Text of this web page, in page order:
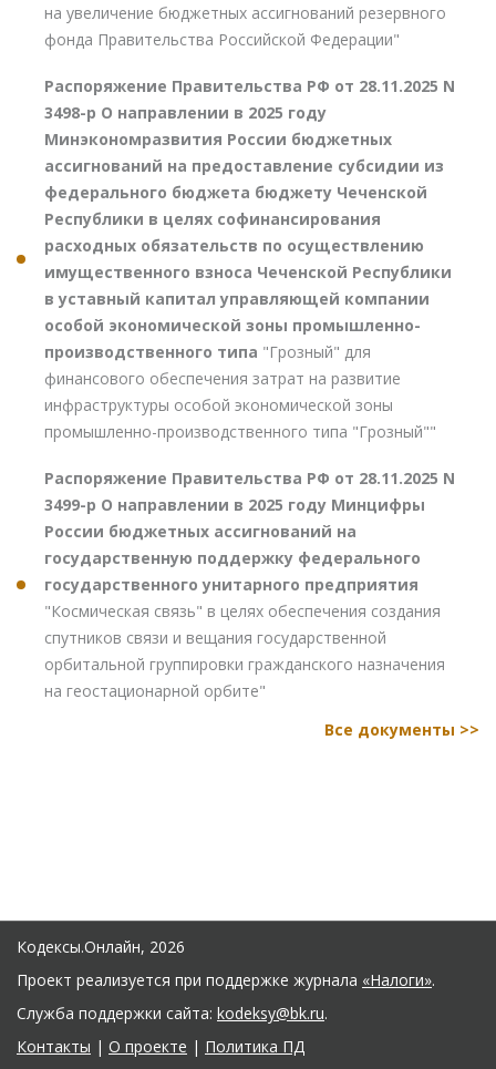
на увеличение бюджетных ассигнований резервного
фонда Правительства Российской Федерации"
Распоряжение Правительства РФ от 28.11.2025 N
3498-р О направлении в 2025 году
Минэкономразвития России бюджетных
ассигнований на предоставление субсидии из
федерального бюджета бюджету Чеченской
Республики в целях софинансирования
расходных обязательств по осуществлению
имущественного взноса Чеченской Республики
в уставный капитал управляющей компании
особой экономической зоны промышленно-
производственного типа "Грозный" для
финансового обеспечения затрат на развитие
инфраструктуры особой экономической зоны
промышленно-производственного типа "Грозный""
Распоряжение Правительства РФ от 28.11.2025 N
3499-р О направлении в 2025 году Минцифры
России бюджетных ассигнований на
государственную поддержку федерального
государственного унитарного предприятия
"Космическая связь" в целях обеспечения создания
спутников связи и вещания государственной
орбитальной группировки гражданского назначения
на геостационарной орбите"
Все документы >>
Кодексы.Онлайн, 2026
Проект реализуется при поддержке журнала «Налоги».
Служба поддержки сайта: kodeksy@bk.ru.
Контакты | О проекте | Политика ПД